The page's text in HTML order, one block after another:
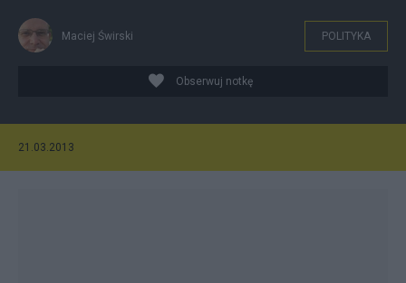
Maciej Świrski POLITYKA
Obserwuj notkę
21.03.2013